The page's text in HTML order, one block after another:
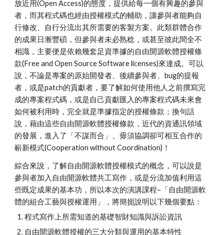
放近用(Open Access)的態度，提供給每一個有興趣的參與
者，而其程式碼也經由授權模式的輔助，讓參與者能夠自
行修改、自行分流出其所需要的客製方案。此類群體合作
的成果日漸豐碩，但參與者未必熟稔，或甚至彼此間全不
相識，主要便是依賴幾套足資準據的自由開源軟體授權條
款(Free and Open Source Software licenses)來達成。可以
說，不論是專案的原始開發者、後續參與者、bug的提報
者，或是patch的貢獻者，要了解如何使用他人之前撰寫完
成的專案程式碼，或是自己貢獻匯入的專案程式碼未來會
如何被利用時，完全就是準據指定的授權條款；換句話
說，藉由這些自由開源軟體授權條款，近代的資通訊領域
的發展，進入了「不謀而合」、毋須協調卻可相互合作的
嶄新模式(Cooperation without Coordination)！
綜合來說，了解自由開源軟體授權模式的概念，可以說是
參與者加入自由開源軟體共工寫作，或是分流加值利用這
些既定成果的基本功，所以本次的演講課程–「自由開源軟
體的組合工藝與授權運用」，將簡扼說明以下幾個要點：
程式寫作上所需知道的基礎智財知識與訴訟資訊
自由開源軟體授權的三大分類與運用的基本特性